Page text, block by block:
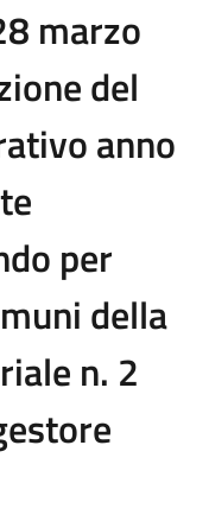
marzo
del
anno
per
della
n. 2